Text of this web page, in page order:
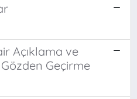
Açıklama ve
Geçirme